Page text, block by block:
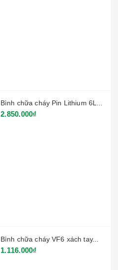
Bình chữa cháy Pin Lithium 6L...
2.850.000₫
Bình chữa cháy VF6 xách tay...
1.116.000₫